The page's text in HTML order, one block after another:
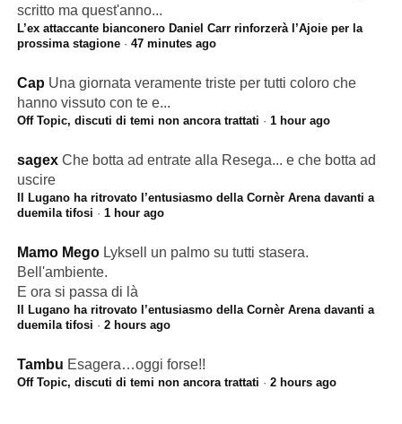
scritto ma quest'anno...
L’ex attaccante bianconero Daniel Carr rinforzerà l’Ajoie per la
prossima stagione· 47 minutes ago
Cap Una giornata veramente triste per tutti coloro che
hanno vissuto con te e...
Off Topic, discuti di temi non ancora trattati · 1 hour ago
sagex Che botta ad entrate alla Resega... e che botta ad
uscire
Il Lugano ha ritrovato l’entusiasmo della Cornèr Arena davanti a
duemila tifosi · 1 hour ago
Mamo Mego Lyksell un palmo su tutti stasera.
Bell'ambiente.
E ora si passa di là
Il Lugano ha ritrovato l’entusiasmo della Cornèr Arena davanti a
duemila tifosi · 2 hours ago
Tambu Esagera…oggi forse!!
Off Topic, discuti di temi non ancora trattati · 2 hours ago